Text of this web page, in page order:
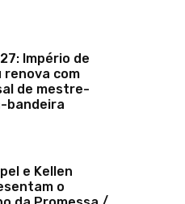
Império de
renova com
de mestre-
bandeira
e Kellen
o